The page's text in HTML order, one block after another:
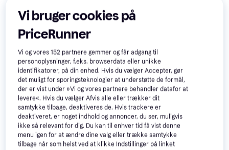
101 kr.102 kr.
DBKD Post Krukke
Krukke, Keramik
Vi bruger cookies på
PriceRunner
Vi og vores152 partnere gemmer og får adgang til
personoplysninger, f.eks. browserdata eller unikke
identifikatorer, på din enhed. Hvis du vælger Accepter, gør
det muligt for sporingsteknologier at understøtte de formål,
der er vist under »Vi og vores partnere behandler datafor at
levere«. Hvis du vælger Afvis alle eller trækker dit
samtykke tilbage, deaktiveres de. Hvis trackere er
deaktiveret, er noget indhold og annoncer, du ser, muligvis
ikke så relevant for dig. Du kan til enhver tid få vist denne
menu igen for at ændre dine valg eller trække samtykke
tilbage når som helst ved at klikke Indstillinger på linket